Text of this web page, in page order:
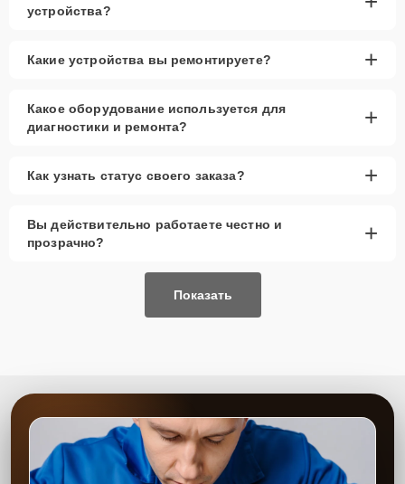
устройства?
Какие устройства вы ремонтируете? +
Какое оборудование используется для
диагностики и ремонта?
+
Как узнать статус своего заказа? +
Вы действительно работаете честно и
прозрачно?
+
Показать